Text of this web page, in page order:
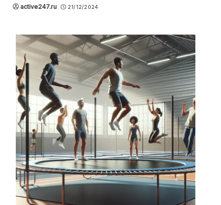
active247.ru 21/12/2024